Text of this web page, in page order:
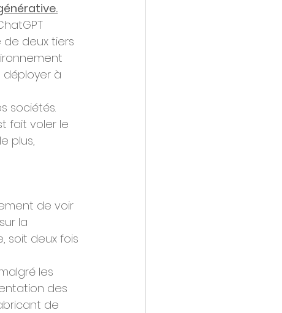
de deux tiers
déployer à
sociétés.
fait voler le
plus,
de voir
la
soit deux fois
les
des
de